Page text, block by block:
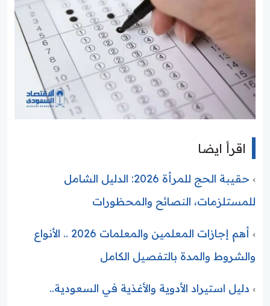
اقرأ ايضا
حقيبة الحج للمرأة 2026: الدليل الشامل
للمستلزمات، النصائح والمحظورات
أهم إجازات المعلمين والمعلمات 2026 .. الأنواع
والشروط والمدة بالتفصيل الكامل
دليل استيراد الأدوية والأغذية في السعودية..